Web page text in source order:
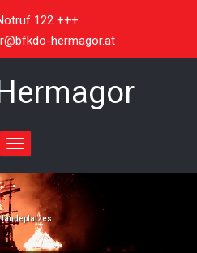
122 +++
hermagor.at
Toggle
navigation